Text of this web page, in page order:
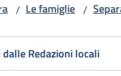
/ Le famiglie /
Redazioni locali